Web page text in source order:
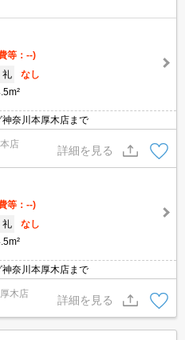
等：--)
礼
なし
奈川本厚木店まで
店
詳細を見る
等：--)
礼
なし
奈川本厚木店まで
木店
詳細を見る